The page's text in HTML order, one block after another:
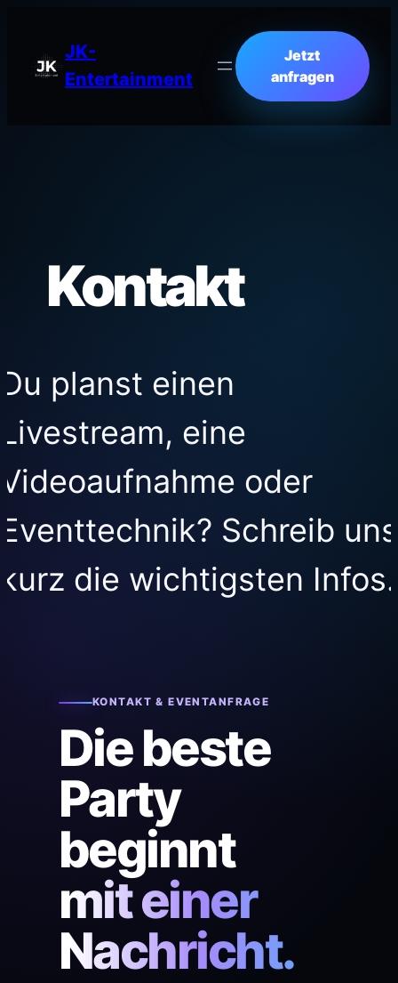
JK-
Entertainment
Jetzt
anfragen
Kontakt
Du planst einen
Livestream, eine
Videoaufnahme oder
Eventtechnik? Schreib uns
kurz die wichtigsten Infos.
KONTAKT & EVENTANFRAGE
Die beste
Party
beginnt
mit einer
Nachricht.